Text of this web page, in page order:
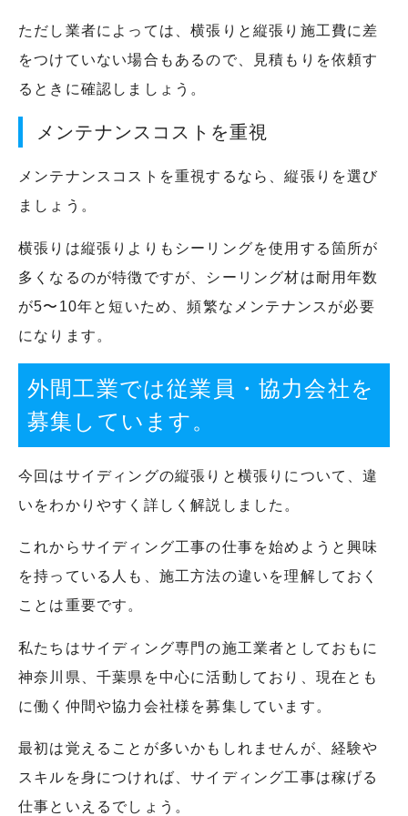
ただし業者によっては、横張りと縦張り施工費に差
をつけていない場合もあるので、見積もりを依頼す
るときに確認しましょう。
メンテナンスコストを重視
メンテナンスコストを重視するなら、縦張りを選び
ましょう。
横張りは縦張りよりもシーリングを使用する箇所が
多くなるのが特徴ですが、シーリング材は耐用年数
が5〜10年と短いため、頻繁なメンテナンスが必要
になります。
外間工業では従業員・協力会社を
募集しています。
今回はサイディングの縦張りと横張りについて、違
いをわかりやすく詳しく解説しました。
これからサイディング工事の仕事を始めようと興味
を持っている人も、施工方法の違いを理解しておく
ことは重要です。
私たちはサイディング専門の施工業者としておもに
神奈川県、千葉県を中心に活動しており、現在とも
に働く仲間や協力会社様を募集しています。
最初は覚えることが多いかもしれませんが、経験や
スキルを身につければ、サイディング工事は稼げる
仕事といえるでしょう。